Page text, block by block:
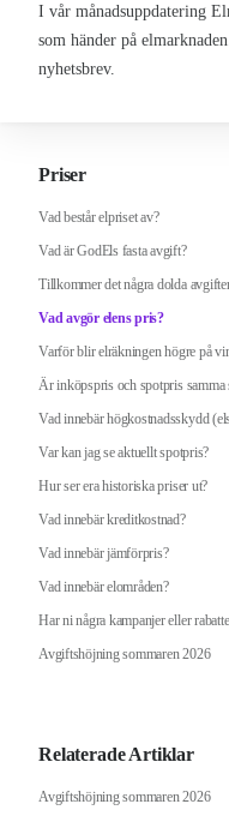
I vår månadsuppdatering
som händer på
nyhetsbrev.
Priser
Vad består elpriset av?
Vad är GodEls fasta avgift?
Tillkommer det några dolda
Vad avgör elens pris?
Varför blir elräkningen högre på
Är inköpspris och spotpris samma
Vad innebär högkostnadsskydd
Var kan jag se aktuellt spotpris?
Hur ser era historiska priser ut?
Vad innebär kreditkostnad?
Vad innebär jämförpris?
Vad innebär elområden?
Har ni några kampanjer eller
Avgiftshöjning sommaren 2026
Relaterade Artiklar
Avgiftshöjning sommaren 2026